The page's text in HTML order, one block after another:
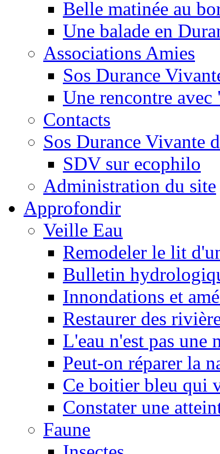
Belle matinée au
Une balade en
Associations Amies
Sos Durance
Une rencontre
Contacts
Sos Durance Vivante
SDV sur ecophilo
Administration du site
Approfondir
Veille Eau
Remodeler le lit
Bulletin
Innondations et
Restaurer des
L'eau n'est pas une
Peut-on réparer la
Ce boitier bleu qui
Constater une
Faune